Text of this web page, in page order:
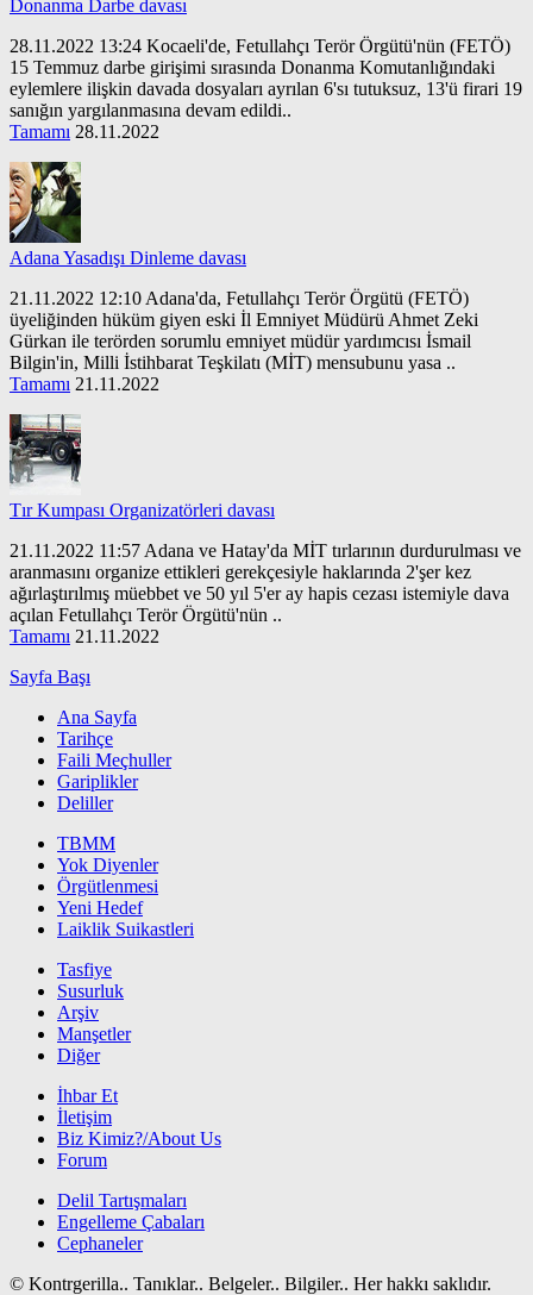
Donanma Darbe davası
28.11.2022 13:24 Kocaeli'de, Fetullahçı Terör Örgütü'nün (FETÖ)
15 Temmuz darbe girişimi sırasında Donanma Komutanlığındaki
eylemlere ilişkin davada dosyaları ayrılan 6'sı tutuksuz, 13'ü firari 19
sanığın yargılanmasına devam edildi..
Tamamı 28.11.2022
Adana Yasadışı Dinleme davası
21.11.2022 12:10 Adana'da, Fetullahçı Terör Örgütü (FETÖ)
üyeliğinden hüküm giyen eski İl Emniyet Müdürü Ahmet Zeki
Gürkan ile terörden sorumlu emniyet müdür yardımcısı İsmail
Bilgin'in, Milli İstihbarat Teşkilatı (MİT) mensubunu yasa ..
Tamamı 21.11.2022
Tır Kumpası Organizatörleri davası
21.11.2022 11:57 Adana ve Hatay'da MİT tırlarının durdurulması ve
aranmasını organize ettikleri gerekçesiyle haklarında 2'şer kez
ağırlaştırılmış müebbet ve 50 yıl 5'er ay hapis cezası istemiyle dava
açılan Fetullahçı Terör Örgütü'nün ..
Tamamı 21.11.2022
Sayfa Başı
Ana Sayfa
Tarihçe
Faili Meçhuller
Gariplikler
Deliller
TBMM
Yok Diyenler
Örgütlenmesi
Yeni Hedef
Laiklik Suikastleri
Tasfiye
Susurluk
Arşiv
Manşetler
Diğer
İhbar Et
İletişim
Biz Kimiz?/About Us
Forum
Delil Tartışmaları
Engelleme Çabaları
Cephaneler
© Kontrgerilla.. Tanıklar.. Belgeler.. Bilgiler.. Her hakkı saklıdır.